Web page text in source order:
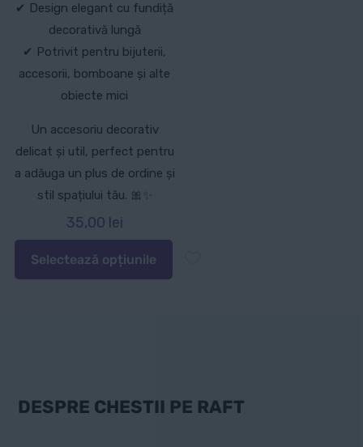
✔ Design elegant cu fundiță
decorativă lungă
✔ Potrivit pentru bijuterii,
accesorii, bomboane și alte
obiecte mici
Un accesoriu decorativ
delicat și util, perfect pentru
a adăuga un plus de ordine și
stil spațiului tău. 🎀✨
35,00 lei
Selectează opțiunile
Acest
Opțiunile
DESPRE CHESTII PE RAFT